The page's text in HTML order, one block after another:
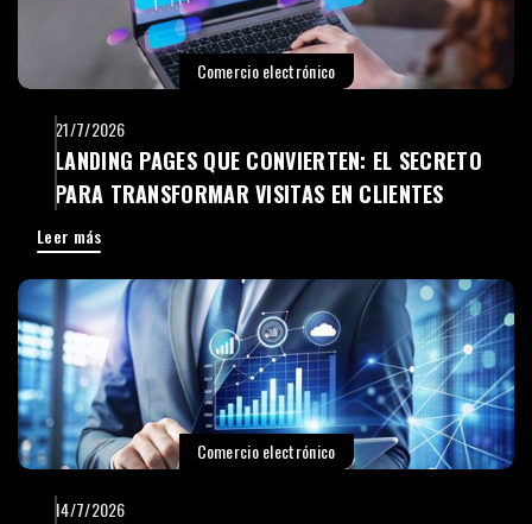
Comercio electrónico
21/7/2026
LANDING PAGES QUE CONVIERTEN: EL SECRETO
PARA TRANSFORMAR VISITAS EN CLIENTES
Leer más
Comercio electrónico
14/7/2026